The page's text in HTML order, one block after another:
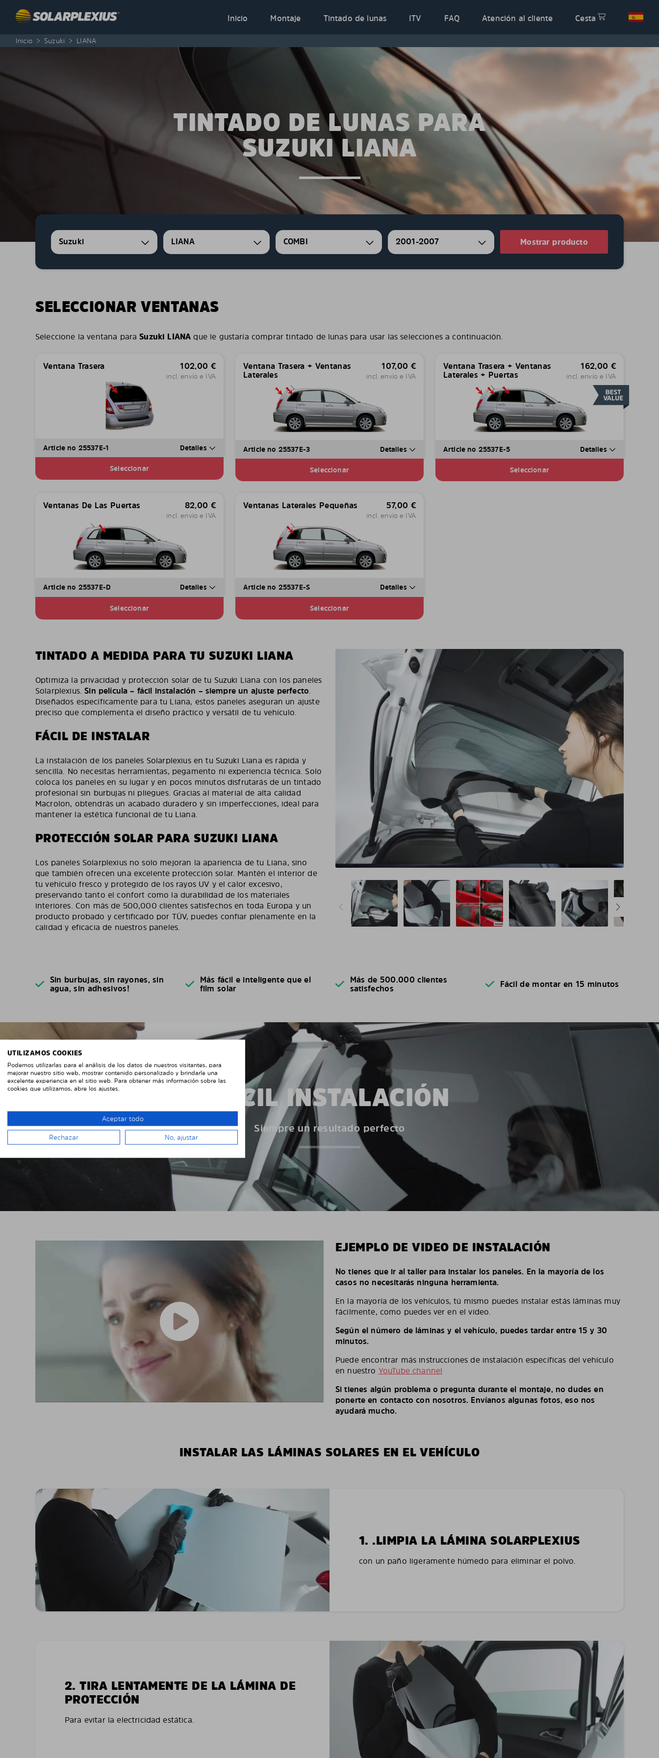
Inicio
Montaje Tintado de lunas ITV FAQ Atención al cliente Cesta
Inicio > Suzuki > LIANA
TINTADO DE LUNAS PARA
SUZUKI LIANA
Suzuki LIANA COMBI 2001-2007 Mostrar producto
SELECCIONAR VENTANAS
Seleccione la ventana paraSuzuki LIANA que le gustaría comprar tintado de lunas para usar las selecciones a continuación.
Ventana Trasera 102,00 €
incl. envío e IVA
Article no 25537E-1 Detalles
Seleccionar
Ventana Trasera + Ventanas
Laterales
107,00 €
incl. envío e IVA
Article no 25537E-3 Detalles
Seleccionar
Ventana Trasera + Ventanas
Laterales + Puertas
162,00 €
incl. envío e IVA
Article no 25537E-5 Detalles
Seleccionar
Ventanas De Las Puertas 82,00 €
incl. envío e IVA
Article no 25537E-D Detalles
Seleccionar
Ventanas Laterales Pequeñas 57,00 €
incl. envío e IVA
Article no 25537E-S Detalles
Seleccionar
TINTADO A MEDIDA PARA TU SUZUKI LIANA
Optimiza la privacidad y protección solar de tu Suzuki Liana con los paneles
Solarplexius.Sin película – fácil instalación – siempre un ajuste perfecto.
Diseñados específicamente para tu Liana, estos paneles aseguran un ajuste
preciso que complementa el diseño práctico y versátil de tu vehículo.
FÁCIL DE INSTALAR
La instalación de los paneles Solarplexius en tu Suzuki Liana es rápida y
sencilla. No necesitas herramientas, pegamento ni experiencia técnica. Solo
coloca los paneles en su lugar y en pocos minutos disfrutarás de un tintado
profesional sin burbujas ni pliegues. Gracias al material de alta calidad
Macrolon, obtendrás un acabado duradero y sin imperfecciones, ideal para
mantener la estética funcional de tu Liana.
PROTECCIÓN SOLAR PARA SUZUKI LIANA
Los paneles Solarplexius no solo mejoran la apariencia de tu Liana, sino
que también ofrecen una excelente protección solar. Mantén el interior de
tu vehículo fresco y protegido de los rayos UV y el calor excesivo,
preservando tanto el confort como la durabilidad de los materiales
interiores. Con más de 500,000 clientes satisfechos en toda Europa y un
producto probado y certificado por TÜV, puedes confiar plenamente en la
calidad y eficacia de nuestros paneles.
Sin burbujas, sin rayones, sin
agua, sin adhesivos!
Más fácil e inteligente que el
film solar
Más de 500.000 clientes
satisfechos
Fácil de montar en 15 minutos
FÁCIL INSTALACIÓN
Siempre un resultado perfecto
EJEMPLO DE VIDEO DE INSTALACIÓN
No tienes que ir al taller para instalar los paneles. En la mayoría de los
casos no necesitarás ninguna herramienta.
En la mayoría de los vehículos, tú mismo puedes instalar estás láminas muy
fácilmente, como puedes ver en el video.
Según el número de láminas y el vehículo, puedes tardar entre 15 y 30
minutos.
Puede encontrar más instrucciones de instalación específicas del vehículo
en nuestro YouTube channel
Si tienes algún problema o pregunta durante el montaje, no dudes en
ponerte en contacto con nosotros. Envíanos algunas fotos, eso nos
ayudará mucho.
INSTALAR LAS LÁMINAS SOLARES EN EL VEHÍCULO
1. .LIMPIA LA LÁMINA SOLARPLEXIUS
con un paño ligeramente húmedo para eliminar el polvo.
2. TIRA LENTAMENTE DE LA LÁMINA DE
PROTECCIÓN
Para evitar la electricidad estática.
UTILIZAMOS COOKIES
Podemos utilizarlas para el análisis de los datos de nuestros visitantes, para
mejorar nuestro sitio web, mostrar contenido personalizado y brindarle una
excelente experiencia en el sitio web. Para obtener más información sobre las
cookies que utilizamos, abre los ajustes.
Aceptar todo
Rechazar No, ajustar